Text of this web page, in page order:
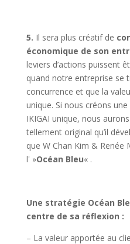
5. Il sera plus créatif de
économique de son
leviers d’actions puissent
quand notre entreprise se
concurrence et que la
unique. Si nous créons
IKIGAI unique, nous
tellement original qu’il
que W Chan Kim & Renée
l' »Océan Bleu« .
Une stratégie Océan
centre de sa réflexion :
– La valeur apportée au